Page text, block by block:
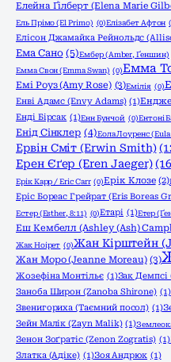
Елейна Ґілберт (Elena Marie
Ель Прімо (El Primo) (0)Елізабет Афтон
Елісон Джамайка Рейнольдс
Ема Сано (5)Ембер (Amber, Ґеншин)
Емма Свон (Emma Swan) (0)Емма
Емі Роуз (Amy Rose) (3)Емілія (0)
Енві Адамс (Envy Adams) (1)
Енді Бірсак (1)Енн Бунчой (0)Ентоні
Енід Сінклер (4)Еола Лоуренс (Eula
Ервін Сміт (Erwin Smith)
Ерен Єґер (Eren Jaeger)
Ерік Карр / Eric Carr (0)Ерік Клозе (2)
Еріс Бореас Грейрат (Eris Boreas
Естер (Esther, 8:11) (0)Етарі (1)Етер
Еш Кембелл (Ashley (Ash)
Жак Ноірет (0)Жан Кірштейн
Жан Моро (Jeanne Moreau) (3)
Жозефіна Монтільє (1)Зак Демпсі
Заноба Широн (Zanoba Shirone) (1)
Звенигориха (Таємний посол) (1)
Зейн Малік (Zayn Malik) (1)
Зенон Зоґратіс (Zenon Zogratis) (1)
Златка (Адіке) (1)Зоя Андрюк (1)